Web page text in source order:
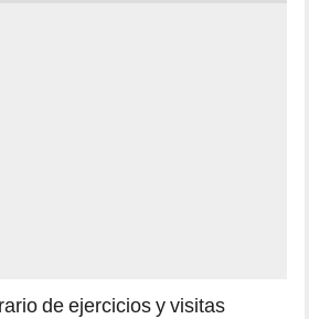
de ejercicios y visitas